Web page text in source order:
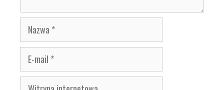
Nazwa
E-
mail
Witryna